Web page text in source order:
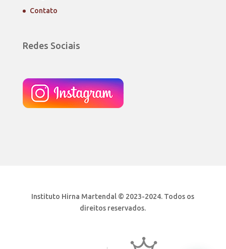
Contato
Redes Sociais
Instituto Hirna Martendal © 2023-2024. Todos os
direitos reservados.